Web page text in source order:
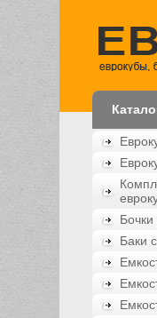
Бочки
Баки